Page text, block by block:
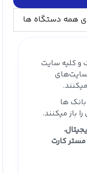
همه دستگاه ها
و کلیه سایت
سایت‌های
ها
باز میکنند.
مستر کارت